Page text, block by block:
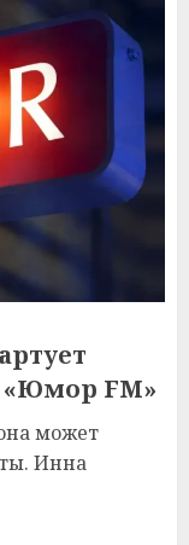
FM»
может
Инна